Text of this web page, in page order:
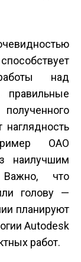
над
правильные
наглядность
ОАО
наилучшим
Важно, что
голову —
планируют
Autodesk
работ.